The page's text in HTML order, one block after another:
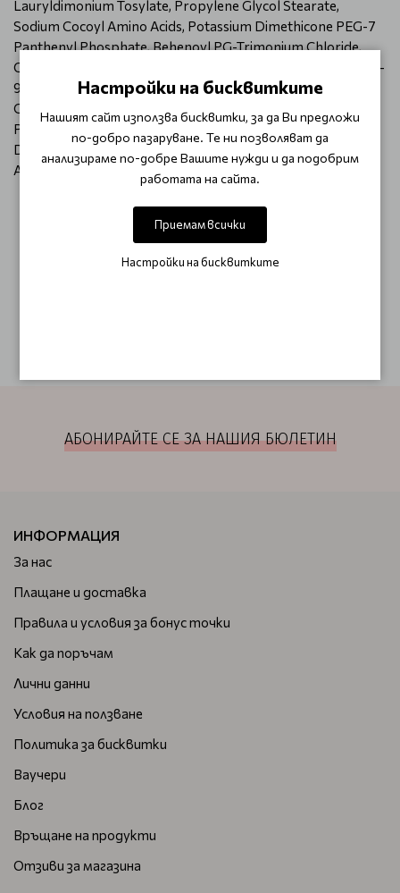
Lauryldimonium Tosylate, Propylene Glycol Stearate,
Sodium Cocoyl Amino Acids, Potassium Dimethicone PEG-7
Panthenyl Phosphate, Behenoyl PG-Trimonium Chloride,
Quaternium-80, Amodimethicone, C11-15 Pareth-7, Laureth-
9, Glycerin, Trideceth-12, Ethylhexyl Methoxycinnamate,
Ceteareth-20, Phenoxyethanol, Ethylhexylglycerin,
Polyquaternium-37, Propylene Glycol
Dicaprylate/Dicaprate, PPG-1 Trideceth-6, Parfum, Citric
Acid.
ОТЗИВИ (0)
Този продукт няма отзиви.
АБОНИРАЙТЕ СЕ ЗА НАШИЯ БЮЛЕТИН
ИНФОРМАЦИЯ
За нас
Плащане и доставка
Правила и условия за бонус точки
Как да поръчам
Лични данни
Условия на ползване
Политика за бисквитки
Ваучери
Блог
Връщане на продукти
Отзиви за магазина
Настройки на бисквитките
Нашият сайт използва бисквитки, за да Ви предложи
по-добро пазаруване. Те ни позволяват да
анализираме по-добре Вашите нужди и да подобрим
работата на сайта.
Приемам всички
Настройки на бисквитките